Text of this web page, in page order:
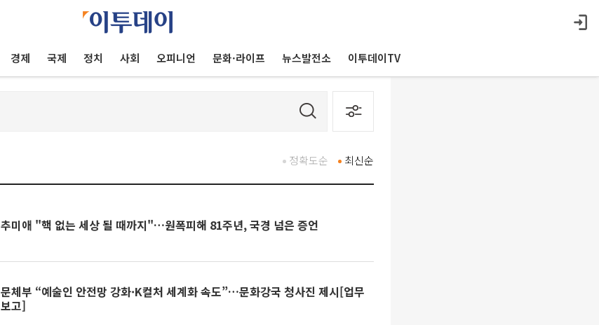
경제 국제 정치 사회 오피니언 문화·라이프 뉴스발전소 이투데이TV
최신순
정확도순
추미애 "핵 없는 세상 될 때까지"…원폭피해 81주년, 국경 넘은 증언
문체부 “예술인 안전망 강화·K컬처 세계화 속도”…문화강국 청사진 제시[업무
보고]